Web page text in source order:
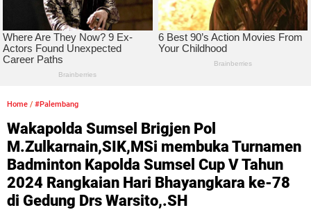
Home / #Palembang
Wakapolda Sumsel Brigjen Pol
M.Zulkarnain,SIK,MSi membuka Turnamen
Badminton Kapolda Sumsel Cup V Tahun
2024 Rangkaian Hari Bhayangkara ke-78
di Gedung Drs Warsito,.SH